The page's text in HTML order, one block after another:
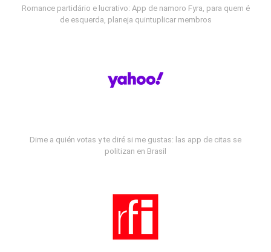
Romance partidário e lucrativo: App de namoro Fyra, para quem é
de esquerda, planeja quintuplicar membros
Dime a quién votas y te diré si me gustas: las app de citas se
politizan en Brasil